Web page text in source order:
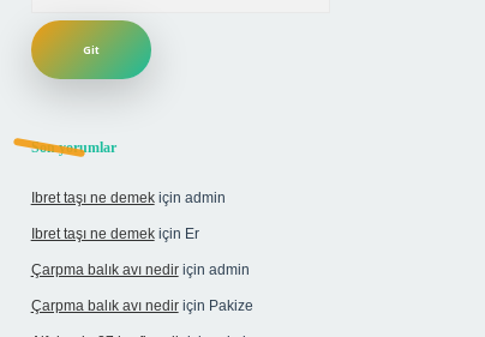
Son yorumlar
Ibret taşı ne demekiçin admin
Ibret taşı ne demekiçin Er
Çarpma balık avı nediriçin admin
Çarpma balık avı nediriçin Pakize